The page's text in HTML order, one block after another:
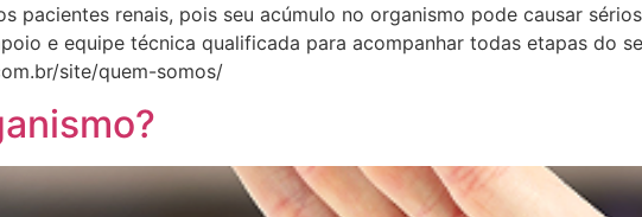
renais, pois seu acúmulo no organismo pode causar
e equipe técnica qualificada para acompanhar todas etapas do
site/quem-somos/